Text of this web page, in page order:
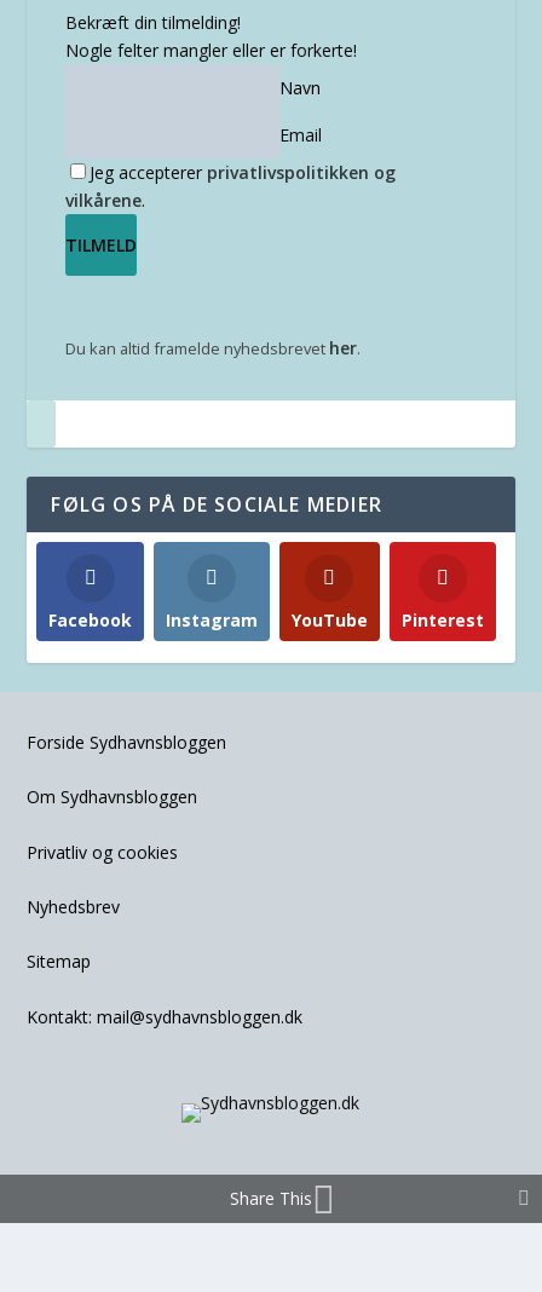
Bekræft din tilmelding!
Nogle felter mangler eller er forkerte!
Navn
Email
Jeg accepterer privatlivspolitikken og
vilkårene.
Du kan altid framelde nyhedsbrevet her.
FØLG OS PÅ DE SOCIALE MEDIER
Facebook Instagram YouTube Pinterest
Forside Sydhavnsbloggen
Om Sydhavnsbloggen
Privatliv og cookies
Nyhedsbrev
Sitemap
Kontakt:mail@sydhavnsbloggen.dk
Share This